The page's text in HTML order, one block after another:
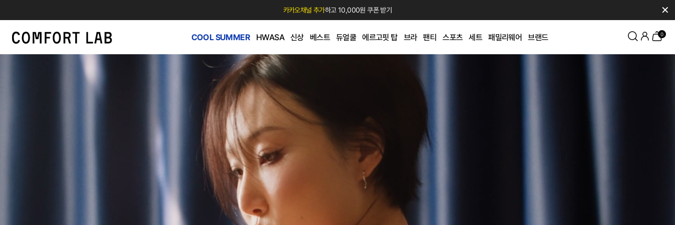
카카오채널 추가하고 10,000원 쿠폰 받기 ✕
COOL SUMMER HWASA 신상 베스트 듀얼쿨 에르고핏 탑 브라 팬티 스포츠 세트 패밀리웨어 브랜드 0